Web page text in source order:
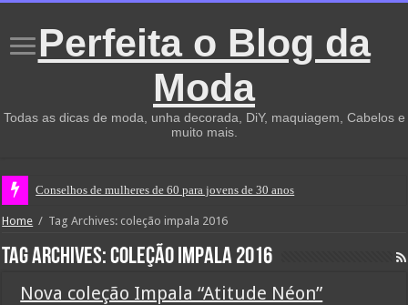
Perfeita o Blog da
Moda
Todas as dicas de moda, unha decorada, DiY, maquiagem, Cabelos e
muito mais.
Conselhos de mulheres de 60 para jovens de 30 anos
Home / Tag Archives: coleção impala 2016
Tag Archives:coleção impala 2016
Nova coleção Impala “Atitude Néon”